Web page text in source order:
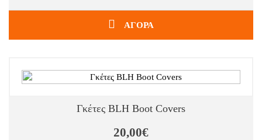
ΑΓΟΡΑ
Γκέτες BLH Boot Covers
20,00€